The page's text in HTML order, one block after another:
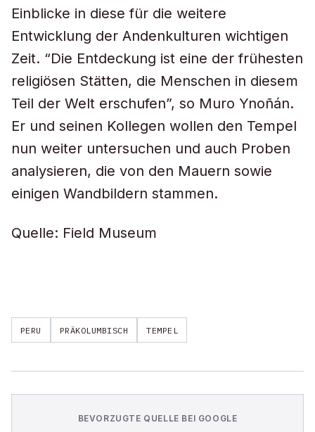
Einblicke in diese für die weitere
Entwicklung der Andenkulturen wichtigen
Zeit. “Die Entdeckung ist eine der frühesten
religiösen Stätten, die Menschen in diesem
Teil der Welt erschufen”, so Muro Ynoñán.
Er und seinen Kollegen wollen den Tempel
nun weiter untersuchen und auch Proben
analysieren, die von den Mauern sowie
einigen Wandbildern stammen.
Quelle: Field Museum
PERU PRÄKOLUMBISCH TEMPEL
BEVORZUGTE QUELLE BEI GOOGLE